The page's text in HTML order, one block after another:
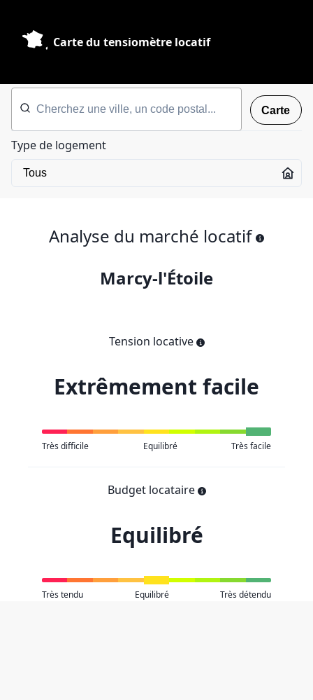
Carte du tensiomètre locatif
Carte
Type de logement
Analyse du marché locatif
Marcy-l'Étoile
Tension locative
Extrêmement facile
Très difficile Equilibré Très facile
Budget locataire
Equilibré
Très tendu Equilibré Très détendu